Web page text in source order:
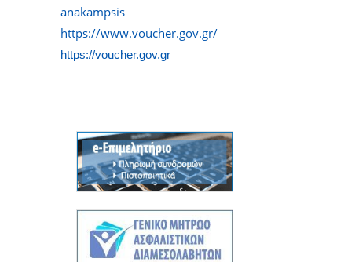
anakampsis
https://www.voucher.gov.gr/
https://voucher.gov.gr